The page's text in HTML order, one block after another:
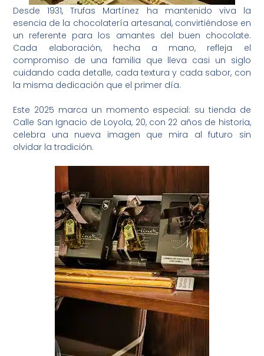
Desde 1931, Trufas Martínez ha mantenido viva la
esencia de la chocolatería artesanal, convirtiéndose en
un referente para los amantes del buen chocolate.
Cada elaboración, hecha a mano, refleja el
compromiso de una familia que lleva casi un siglo
cuidando cada detalle, cada textura y cada sabor, con
la misma dedicación que el primer día.
Este 2025 marca un momento especial: su tienda de
Calle San Ignacio de Loyola, 20, con 22 años de historia,
celebra una nueva imagen que mira al futuro sin
olvidar la tradición.